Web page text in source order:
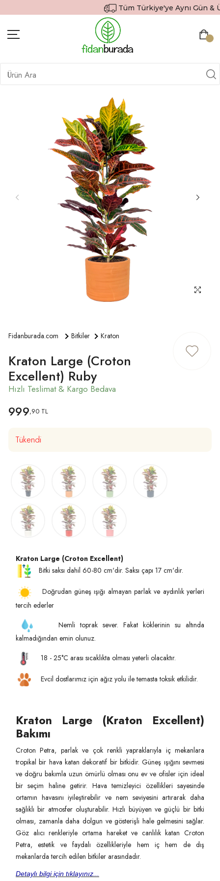
Tüm Türkiye'ye Aynı Gün &
BITKILER
İÇ MEKAN BITKILERI
DEKORATIF SAKSILI BITKILER
DIŞ MEKAN BITKILERI
TOPRAK & GÜBRE
Fidanburada.com Bitkiler Kraton
Kraton Large (Croton
Excellent) Ruby
999,90 TL
Tükendi
Kraton Large (Croton Excellent)
Bitki saksı dahil 60-80 cm'dir. Saksı çapı 17 cm'dir.
Doğrudan güneş ışığı almayan parlak ve aydınlık yerleri
tercih ederler
Nemli toprak sever. Fakat köklerinin su altında
kalmadığından emin olunuz.
18 - 25°C arası sıcaklıkta olması yeterli olacaktır.
Evcil dostlarımız için ağız yolu ile temasta toksik etkilidir.
Kraton Large (Kraton Excellent)
Bakımı
Croton Petra, parlak ve çok renkli yapraklarıyla iç mekanlara
tropikal bir hava katan dekoratif bir bitkidir. Güneş ışığını sevmesi
ve doğru bakımla uzun ömürlü olması onu ev ve ofisler için ideal
bir seçim haline getirir. Hava temizleyici özellikleri sayesinde
ortamın havasını iyileştirebilir ve nem seviyesini artırarak daha
sağlıklı bir atmosfer oluşturabilir. Hızlı büyüyen ve güçlü bir bitki
olması, zamanla daha dolgun ve gösterişli hale gelmesini sağlar.
Göz alıcı renkleriyle ortama hareket ve canlılık katan Croton
Petra, estetik ve faydalı özellikleriyle hem iç hem de dış
mekanlarda tercih edilen bitkiler arasındadır.
Detaylı bilgi için tıklayınız...